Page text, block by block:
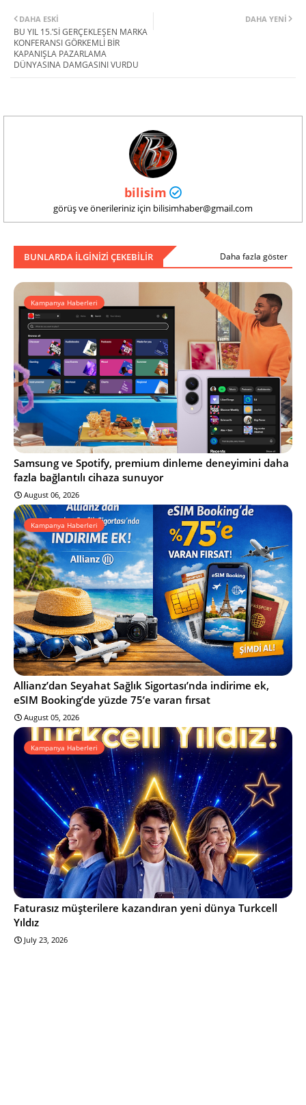
DAHA YENI
DAHA ESKI
BU YIL 15.’Sİ GERÇEKLEŞEN MARKA
KONFERANSI GÖRKEMLİ BİR
KAPANIŞLA PAZARLAMA
DÜNYASINA DAMGASINI VURDU
bilisim
görüş ve önerileriniz için bilisimhaber@gmail.com
BUNLARDA ILGINIZI ÇEKEBILIR Daha fazla göster
Kampanya Haberleri
Samsung ve Spotify, premium dinleme deneyimini daha
fazla bağlantılı cihaza sunuyor
August 06, 2026
Kampanya Haberleri
Allianz’dan Seyahat Sağlık Sigortası’nda indirime ek,
eSIM Booking’de yüzde 75’e varan fırsat
August 05, 2026
Kampanya Haberleri
Faturasız müşterilere kazandıran yeni dünya Turkcell
Yıldız
July 23, 2026